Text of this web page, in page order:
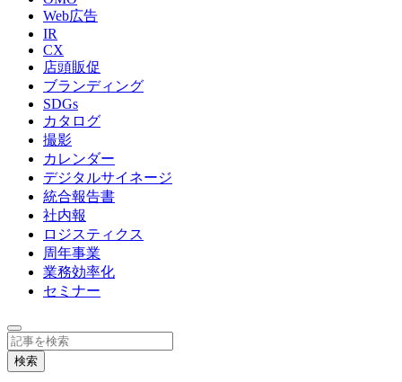
Web広告
IR
CX
店頭販促
ブランディング
SDGs
カタログ
撮影
カレンダー
デジタルサイネージ
統合報告書
社内報
ロジスティクス
周年事業
業務効率化
セミナー